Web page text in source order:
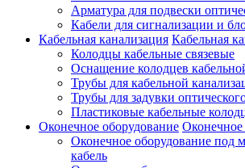
Арматура для подвески
Кабели для сигнализации и
Кабельная канализация Кабельная
Колодцы кабельные связевые
Оснащение колодцев
Трубы для кабельной
Трубы для задувки
Пластиковые кабельные
Оконечное оборудование Оконечное
Оконечное оборудование под
кабель